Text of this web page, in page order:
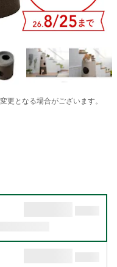
更となる場合がございます。